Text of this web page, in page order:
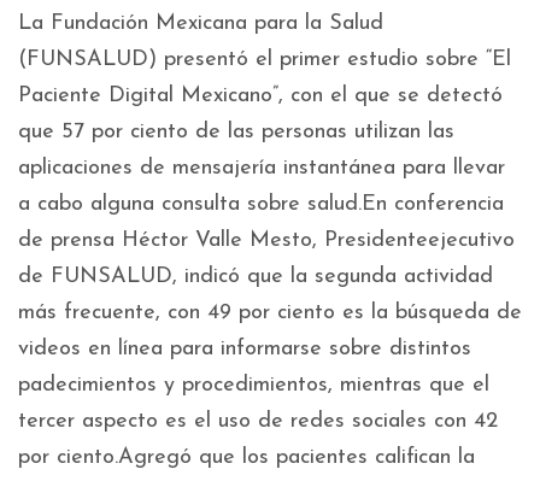
La Fundación Mexicana para la Salud
(FUNSALUD) presentó el primer estudio sobre “El
Paciente Digital Mexicano”, con el que se detectó
que 57 por ciento de las personas utilizan las
aplicaciones de mensajería instantánea para llevar
a cabo alguna consulta sobre salud.En conferencia
de prensa Héctor Valle Mesto, Presidenteejecutivo
de FUNSALUD, indicó que la segunda actividad
más frecuente, con 49 por ciento es la búsqueda de
videos en línea para informarse sobre distintos
padecimientos y procedimientos, mientras que el
tercer aspecto es el uso de redes sociales con 42
por ciento.Agregó que los pacientes califican la